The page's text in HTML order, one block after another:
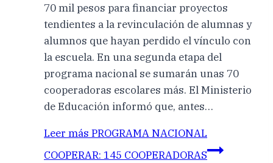
70 mil pesos para financiar proyectos
tendientes a la revinculación de alumnas y
alumnos que hayan perdido el vínculo con
la escuela. En una segunda etapa del
programa nacional se sumarán unas 70
cooperadoras escolares más. El Ministerio
de Educación informó que, antes…
Leer más PROGRAMA NACIONAL
COOPERAR: 145 COOPERADORAS